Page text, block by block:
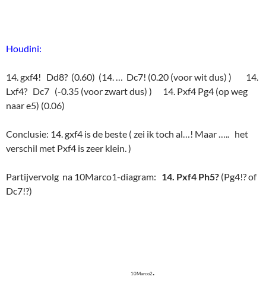
Houdini:
14. gxf4! Dd8? (0.60) (14. … Dc7! (0.20 (voor wit dus) ) 14.
Lxf4? Dc7 (-0.35 (voor zwart dus) ) 14. Pxf4 Pg4 (op weg
naar e5) (0.06)
Conclusie: 14. gxf4 is de beste ( zei ik toch al…! Maar ….. het
verschil met Pxf4 is zeer klein. )
Partijvervolg na 10Marco1-diagram: 14. Pxf4 Ph5? (Pg4!? of
Dc7!?)
10Marco2.